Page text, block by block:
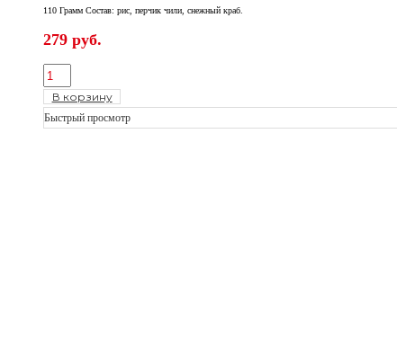
110 Грамм Состав: рис, перчик чили, снежный краб.
279 руб.
В корзину
Быстрый просмотр